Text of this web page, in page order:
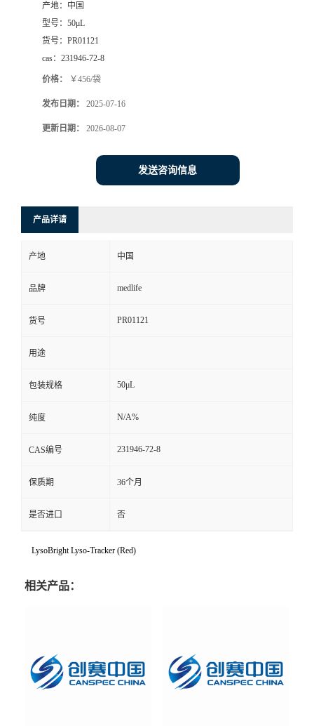
产地： 中国
型号： 50μL
货号： PR01121
cas： 231946-72-8
价格： ￥456/袋
发布日期： 2025-07-16
更新日期： 2026-08-07
发送咨询信息
产品详请
产地 中国
品牌 medlife
货号 PR01121
用途
包装规格 50μL
纯度 N/A%
CAS编号 231946-72-8
保质期 36个月
是否进口 否
LysoBright Lyso-Tracker (Red)
相关产品：